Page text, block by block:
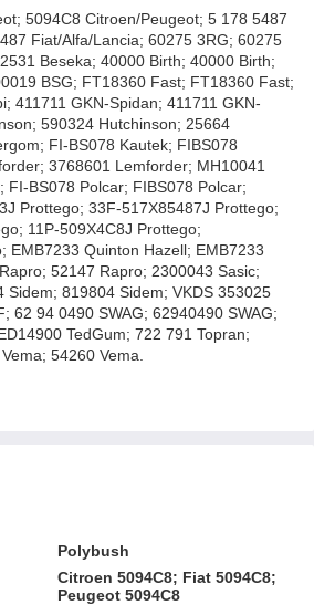
5094C8 Citroen/Peugeot; 5 178 5487
Fiat/Alfa/Lancia; 60275 3RG; 60275
Beseka; 40000 Birth; 40000 Birth;
BSG; FT18360 Fast; FT18360 Fast;
411711 GKN-Spidan; 411711 GKN-
590324 Hutchinson; 25664
FI-BS078 Kautek; FIBS078
3768601 Lemforder; MH10041
FI-BS078 Polcar; FIBS078 Polcar;
Prottego; 33F-517X85487J Prottego;
11P-509X4C8J Prottego;
EMB7233 Quinton Hazell; EMB7233
52147 Rapro; 2300043 Sasic;
Sidem; 819804 Sidem; VKDS 353025
62 94 0490 SWAG; 62940490 SWAG;
TedGum; 722 791 Topran;
54260 Vema.
Polybush
Citroen 5094C8; Fiat 5094C8;
Peugeot 5094C8